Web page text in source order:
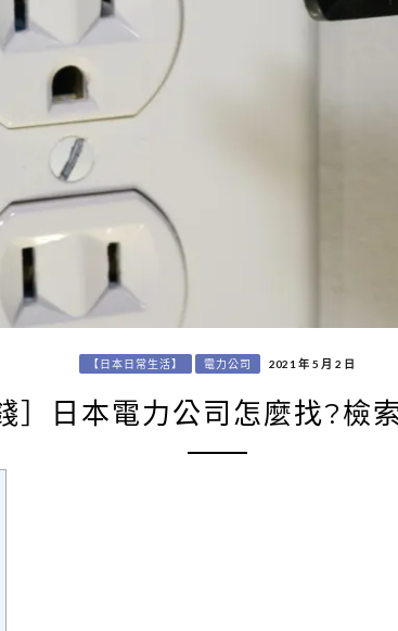
【日本日常生活】 電力公司 2021 年 5 月 2 日
］日本電力公司怎麼找?檢